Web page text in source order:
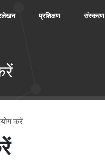
प्रशिक्षण संस्करण
करें